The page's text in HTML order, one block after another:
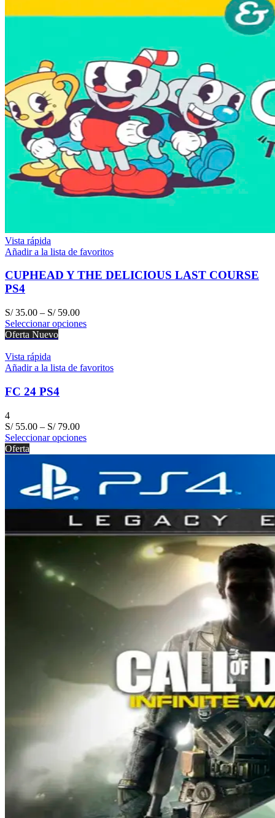
Vista rápida
Añadir a la lista de favoritos
CUPHEAD Y THE DELICIOUS LAST COURSE
PS4
S/35.00 – S/59.00
Seleccionar opciones
Oferta Nuevo
Vista rápida
Añadir a la lista de favoritos
FC 24 PS4
4
S/55.00 – S/79.00
Seleccionar opciones
Oferta